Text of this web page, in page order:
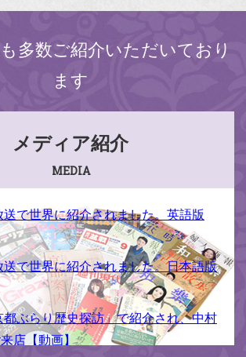
多数ご紹介いただいており
ます
メディア紹介
MEDIA
で世界に紹介されました。英語版
で世界に紹介されました。日本語版
都ぶらり歴史探訪」で紹介され、中村
店【動画】